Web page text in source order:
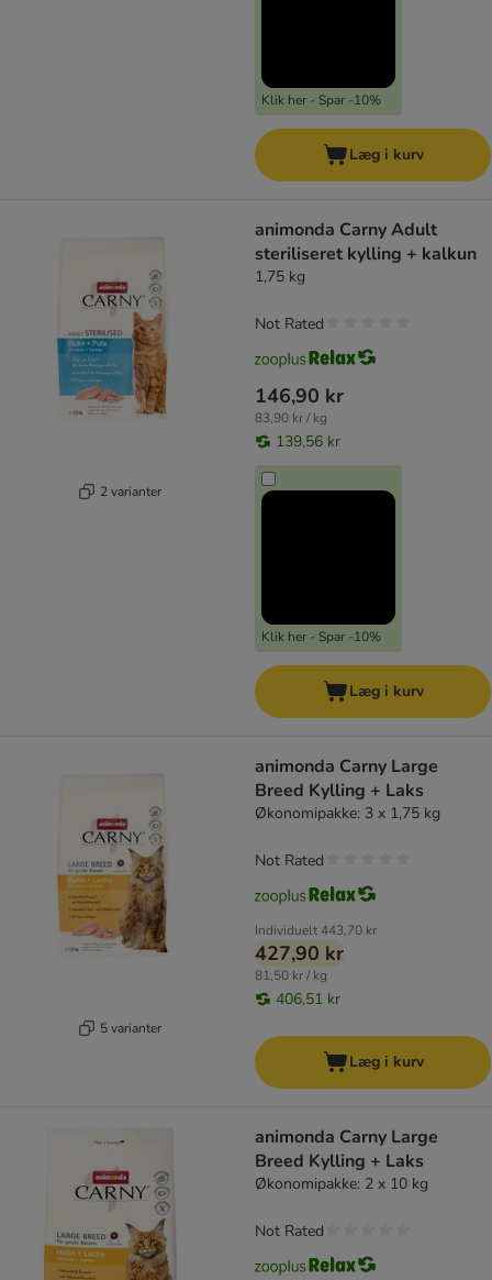
Klik her - Spar -10%
Læg i kurv
2 varianter
animonda Carny Adult
steriliseret kylling + kalkun
1,75 kg
146,90 kr
83,90 kr / kg
139,56 kr
Klik her - Spar -10%
Not Rated
Læg i kurv
5 varianter
animonda Carny Large
Breed Kylling + Laks
Økonomipakke: 3 x 1,75 kg
Individuelt443,70 kr
427,90 kr
81,50 kr / kg
406,51 kr
Not Rated
Læg i kurv
animonda Carny Large
Breed Kylling + Laks
Økonomipakke: 2 x 10 kg
Not Rated